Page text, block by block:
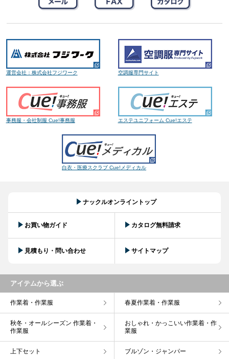
運営会社：株式会社フジワーク 空調服専門サイト
事務服・会社制服 Cue!事務服 エステユニフォーム Cue!エステ
白衣・医療スクラブ Cue!メディカル
ナックルオンライントップ
お買い物ガイド カタログ無料請求
見積もり・問い合わせ サイトマップ
アイテムから選ぶ
作業着・作業服 春夏作業着・作業服
秋冬・オールシーズン 作業着・
作業服
おしゃれ・かっこいい作業着・作
業服
上下セット ブルゾン・ジャンパー